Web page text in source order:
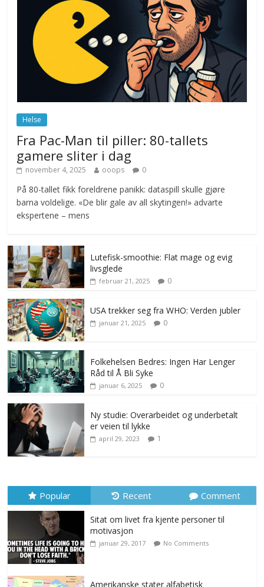
Drone stopper flytrafikken i Stockholm,
ekspert mistenker MDG
november 6, 2025 No Comments
Norge innfører nullvisjon for nedbør
juni 23, 2026 No Comments
Helse
Fra Pac-Man til piller: 80-tallets
gamere sliter i dag
november 4, 2025 ooops 0
På 80-tallet fikk foreldrene panikk: dataspill skulle gjøre
barna voldelige. «De blir gale av all skytingen!» advarte
ekspertene – mens
Lutefisk-smoothie: Flat mage og evig
livsglede
februar 21, 2025 0
USA trekker seg fra WHO: Verden jubler
januar 21, 2025 0
Folkehelsen Bedres: Ingen Har Lenger
Råd til Å Bli Syke
januar 6, 2025 0
Ny studie: Overarbeidet og underbetalt
er veien til lykke
april 29, 2023 1
Popular Recent Comment
Sitat om livet fra kjente personer til
motivasjon
januar 29, 2017 No Comments
Amerikanske stater alfabetisk